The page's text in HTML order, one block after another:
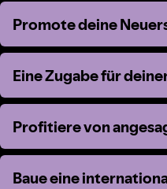
Promote deine
Promote deine
Eine Zugabe für
Eine Zugabe für
Profitiere von
Profitiere von
Baue eine
Baue eine